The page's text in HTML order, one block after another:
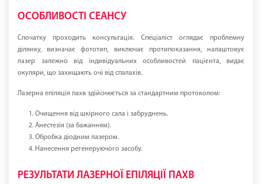
ОСОБЛИВОСТІ СЕАНСУ
Спочатку проходить консультація. Спеціаліст оглядає проблемну
ділянку, визначає фототип, виключає протипоказання, налаштовує
лазер залежно від індивідуальних особливостей пацієнта, видає
окуляри, що захищають очі від спалахів.
Лазерна епіляція пахв здійснюється за стандартним протоколом:
Очищення від шкірного сала і забруднень.
Анестезія (за бажанням).
Обробка діодним лазером.
Нанесення регенеруючого засобу.
РЕЗУЛЬТАТИ ЛАЗЕРНОЇ ЕПІЛЯЦІЇ ПАХВ